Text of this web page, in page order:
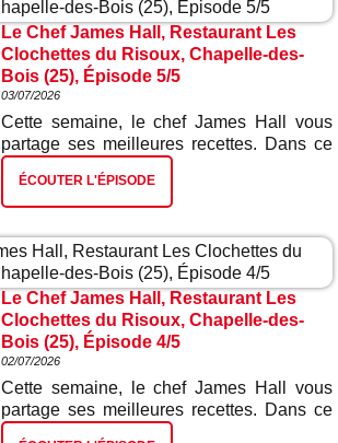
Le Chef James Hall, Restaurant Les
Clochettes du Risoux, Chapelle-des-
Bois (25), Épisode 5/5
03/07/2026
Cette semaine, le chef James Hall vous
partage ses meilleures recettes. Dans ce
cinquième et dernier épisode : gâteau
glacé myrtilles citron.
ÉCOUTER L'ÉPISODE
Le Chef James Hall, Restaurant Les
Clochettes du Risoux, Chapelle-des-
Bois (25), Épisode 4/5
02/07/2026
Cette semaine, le chef James Hall vous
partage ses meilleures recettes. Dans ce
quatrième épisode : gnocchis ail des ours